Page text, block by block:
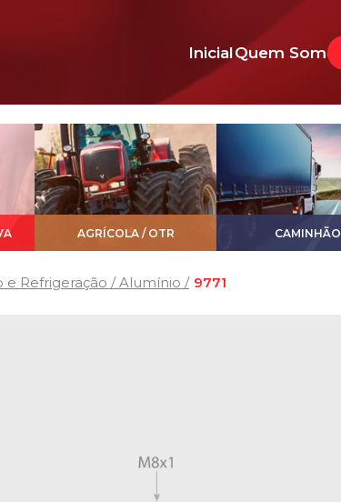
InicialQuem Somos
AGRÍCOLA / OTR CAMINHÃO
e Refrigeração / Alumínio / 9771